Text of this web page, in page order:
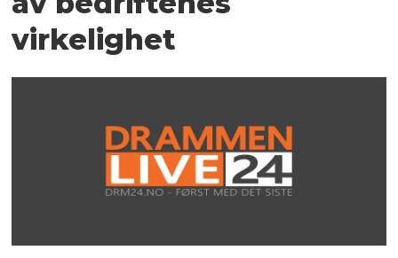
virkelighet